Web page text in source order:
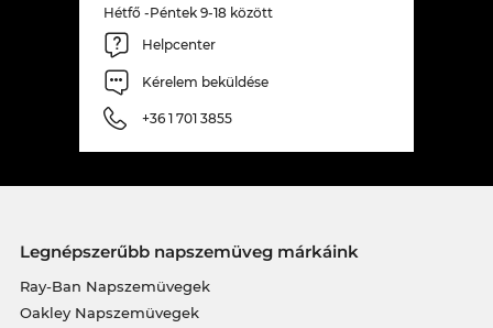
Hétfő -Péntek 9-18 között
Helpcenter
Kérelem beküldése
+36 1 701 3855
Legnépszerűbb napszemüveg márkáink
Ray-Ban Napszemüvegek
Oakley Napszemüvegek